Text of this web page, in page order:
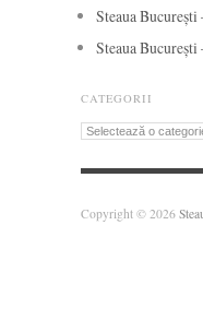
Steaua
Steaua
CATEGORII
Categorii
Copyright © 2026